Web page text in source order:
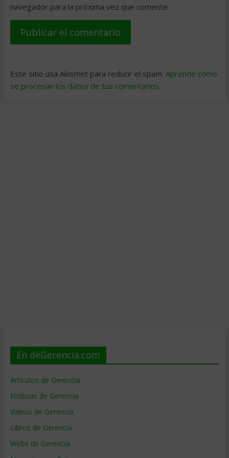
navegador para la próxima vez que comente.
Este sitio usa Akismet para reducir el spam. Aprende cómo
se procesan los datos de tus comentarios.
En deGerencia.com
Artículos de Gerencia
Noticias de Gerencia
Videos de Gerencia
Libros de Gerencia
Webs de Gerencia